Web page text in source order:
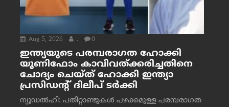
Aug 5, 2026 . 0
ഇന്ത്യയുടെ പരമ്പരാഗത ഹോക്കി
യൂണിഫോം കാവിവത്ക്കരിച്ചതിനെ
ചോദ്യം ചെയ്ത് ഹോക്കി ഇന്ത്യാ
പ്രസിഡന്റ് ദിലീപ് ടര്‍ക്കി
ന്യൂഡൽഹി: പതിറ്റാണ്ടുകൾ പഴക്കമുള്ള പരമ്പരാഗത